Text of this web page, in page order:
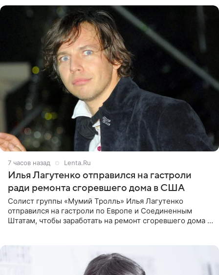
7 часов назад Lenta.Ru
Илья Лагутенко отправился на гастроли
ради ремонта сгоревшего дома в США
Солист группы «Мумий Тролль» Илья Лагутенко
отправился на гастроли по Европе и Соединенным
Штатам, чтобы заработать на ремонт сгоревшего дома в